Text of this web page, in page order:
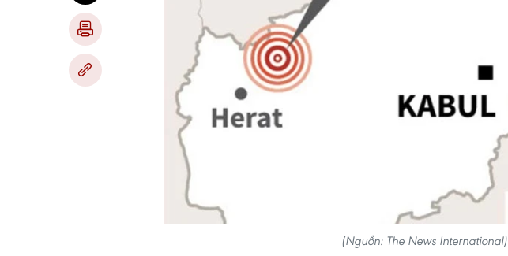
(Nguồn: The News International)